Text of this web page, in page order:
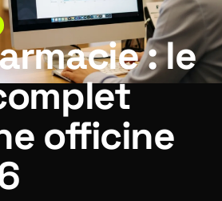
: le
officine